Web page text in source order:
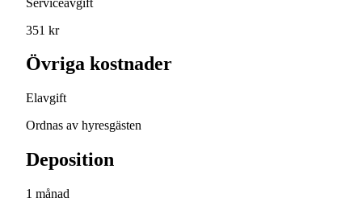
351 kr
Övriga kostnader
Elavgift
Ordnas av hyresgästen
Deposition
1 månad